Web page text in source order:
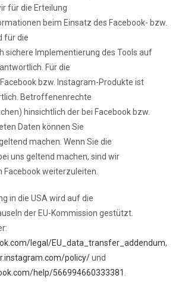
für die Erteilung
beim Einsatz des Facebook- bzw.
für die
sichere Implementierung des Tools auf
Für die
bzw. Instagram-Produkte ist
Betroffenenrechte
hinsichtlich der bei Facebook bzw.
Daten können Sie
machen. Wenn Sie die
uns geltend machen, sind wir
Facebook weiterzuleiten.
in die USA wird auf die
der EU-Kommission gestützt.
legal/EU_data_transfer_addendum,
policy/und
help/566994660333381